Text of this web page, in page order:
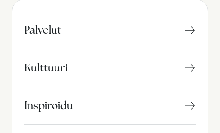
Palvelut
Kulttuuri
Inspiroidu